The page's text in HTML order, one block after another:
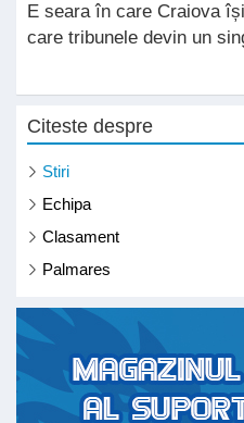
E seara în care Craiova
care tribunele devin un
Citeste despre
Stiri
Echipa
Clasament
Palmares